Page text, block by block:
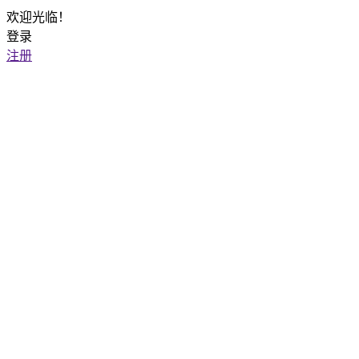
欢迎光临！
登录
注册